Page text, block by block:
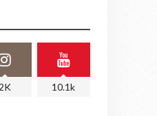
2K 10.1k